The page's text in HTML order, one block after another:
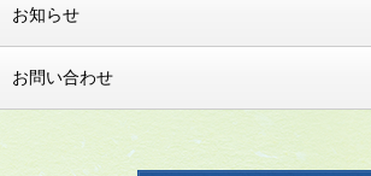
お知らせ
お問い合わせ